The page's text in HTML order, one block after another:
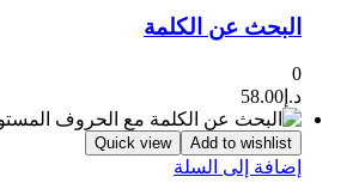
البحث عن الكلمة
0
د.إ 58.00
Add to wishlist
Quick view
إضافة إلى السلة